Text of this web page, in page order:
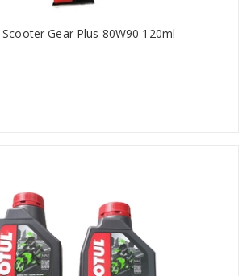
Gear Plus 80W90 120ml